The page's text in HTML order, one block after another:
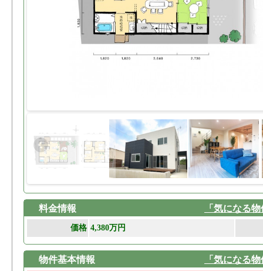
料金情報 「気になる
価格 4,380万円
物件基本情報
「気になる